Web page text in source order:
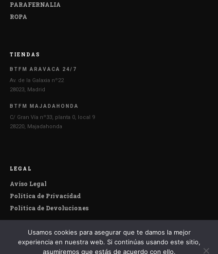
PARAFERNALIA
ROPA
TIENDAS
BTFM ARAVACA 24/7
Av. de la Galaxia nº22
28023, Madrid
BTFM MAJADAHONDA
C/ Gran Vía nº33, planta 0, local 9
28220, Majadahonda
LEGAL
Aviso Legal
Política de Privacidad
Política de Devoluciones
© 2026 Botefumeiro. Todos los derechos reservados.
Usamos cookies para asegurar que te damos la mejor
experiencia en nuestra web. Si continúas usando este sitio,
asumiremos que estás de acuerdo con ello.